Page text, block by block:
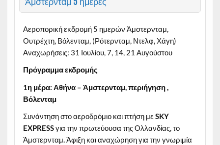
Αεροπορική εκδρομή 5 ημερών Άμστερνταμ,
Ουτρέχτη, Βόλενταμ, (Ρότερνταμ, Ντελφ, Χάγη)
Αναχωρήσεις: 31 Ιουλίου, 7, 14, 21 Αυγούστου
Πρόγραμμα εκδρομής
1η μέρα: Αθήνα – Άμστερνταμ, περιήγηση ,
Βόλενταμ
Συνάντηση στο αεροδρόμιο και πτήση μεSKY
EXPRESSγια την πρωτεύουσα της Ολλανδίας, τo
Άμστερνταμ.Άφιξη και αναχώρηση για την γνωριμία